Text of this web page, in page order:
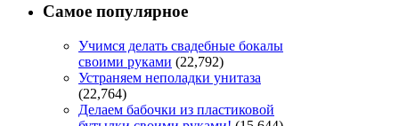
Самое популярное
Учимся делать свадебные бокалы
своими руками (22,792)
Устраняем неполадки унитаза
(22,764)
Делаем бабочки из пластиковой